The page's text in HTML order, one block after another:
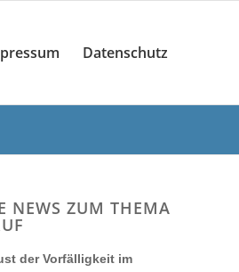
Datenschutz
NEWS ZUM THEMA
der Vorfälligkeit im